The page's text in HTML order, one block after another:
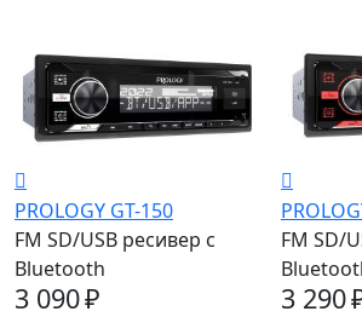
PROLOGY GT-150
FM SD/USB ресивер с
Bluetooth
3 090 ₽
FM SD/
3 290